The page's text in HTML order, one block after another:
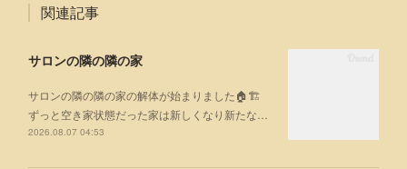
関連記事
サロンの隣の隣の家
サロンの隣の隣の家の解体が始まりました🏠🏗
ずっと空き家状態だった家は新しくなり新たな…
2026.08.07 04:53